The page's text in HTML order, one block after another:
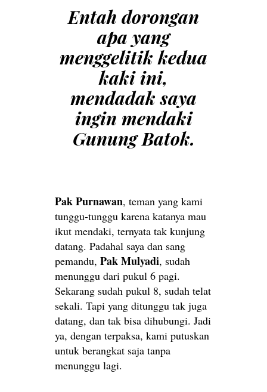
Entah dorongan
apa yang
menggelitik kedua
kaki ini,
mendadak saya
ingin mendaki
Gunung Batok.
Pak Purnawan, teman yang kami
tunggu-tunggu karena katanya mau
ikut mendaki, ternyata tak kunjung
datang. Padahal saya dan sang
pemandu, Pak Mulyadi, sudah
menunggu dari pukul 6 pagi.
Sekarang sudah pukul 8, sudah telat
sekali. Tapi yang ditunggu tak juga
datang, dan tak bisa dihubungi. Jadi
ya, dengan terpaksa, kami putuskan
untuk berangkat saja tanpa
menunggu lagi.